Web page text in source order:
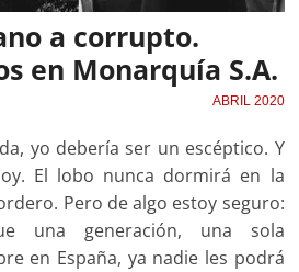
a corrupto.
en Monarquía S.A.
ABRIL 2020
yo debería ser un escéptico. Y
El lobo nunca dormirá en la
Pero de algo estoy seguro:
una generación, una sola
en España, ya nadie les podrá